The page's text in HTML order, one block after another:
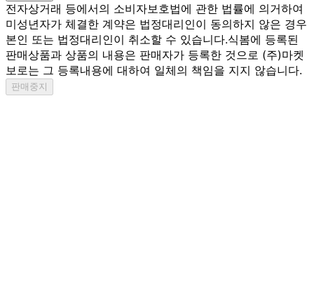
전자상거래 등에서의 소비자보호법에 관한 법률에 의거하여
미성년자가 체결한 계약은 법정대리인이 동의하지 않은 경우
본인 또는 법정대리인이 취소할 수 있습니다.식봄에 등록된
판매상품과 상품의 내용은 판매자가 등록한 것으로 (주)마켓
보로는 그 등록내용에 대하여 일체의 책임을 지지 않습니다.
판매중지